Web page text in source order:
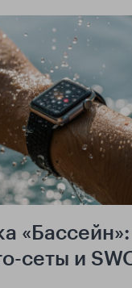
сеты и